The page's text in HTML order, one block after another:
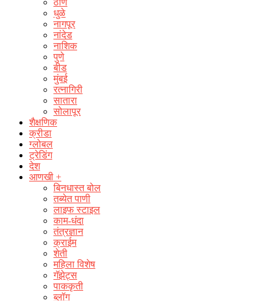
ठाणे
धुळे
नागपूर
नांदेड
नाशिक
पुणे
बीड
मुंबई
रत्नागिरी
सातारा
सोलापूर
शैक्षणिक
क्रीडा
ग्लोबल
ट्रेडिंग
देश
आणखी +
बिनधास्त बोल
तब्येत पाणी
लाइफ स्टाइल
काम-धंदा
तंत्रज्ञान
क्राईम
शेती
महिला विशेष
गॅझेट्स
पाककृती
ब्लॉग